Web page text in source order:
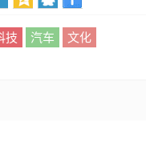
技 汽车
文化